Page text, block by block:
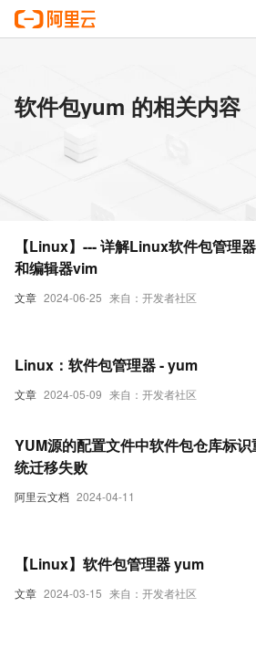
软件包yum 的相关内容
文章 2024-06-25 来自：开发者社区
【Linux】--- 详解Linux软件包管理
和编辑器vim
文章 2024-05-09 来自：开发者社区
Linux：软件包管理器 - yum
阿里云文档 2024-04-11
YUM源的配置文件中软件包仓库标
统迁移失败
文章 2024-03-15 来自：开发者社区
【Linux】软件包管理器 yum